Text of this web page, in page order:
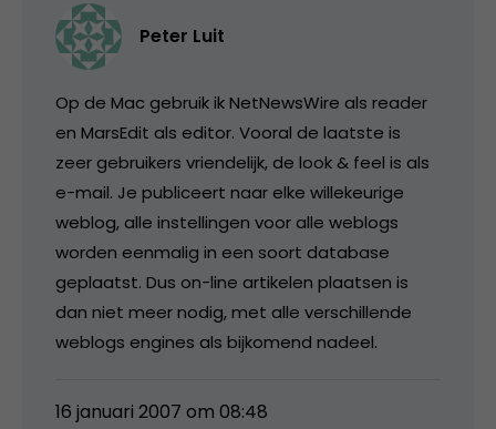
Peter Luit
Op de Mac gebruik ik NetNewsWire als reader
en MarsEdit als editor. Vooral de laatste is
zeer gebruikers vriendelijk, de look & feel is als
e-mail. Je publiceert naar elke willekeurige
weblog, alle instellingen voor alle weblogs
worden eenmalig in een soort database
geplaatst. Dus on-line artikelen plaatsen is
dan niet meer nodig, met alle verschillende
weblogs engines als bijkomend nadeel.
16 januari 2007 om 08:48